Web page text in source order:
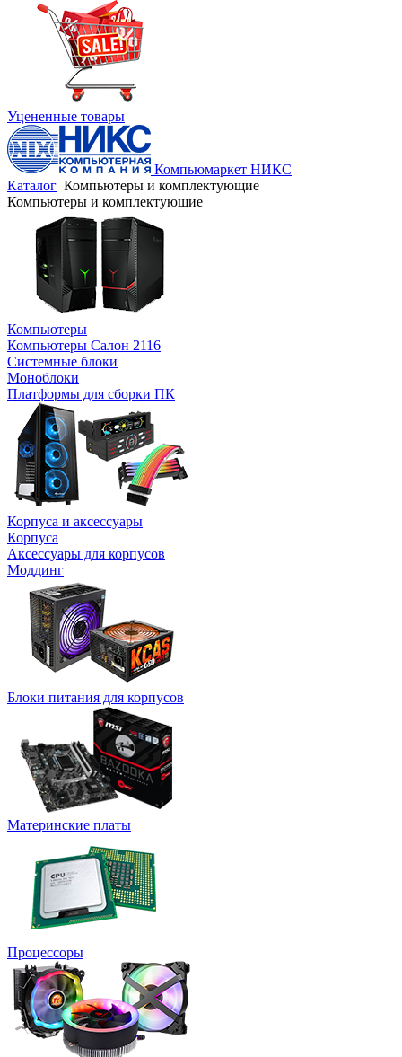
Уцененные товары
Компьюмаркет НИКС
Каталог Компьютеры и комплектующие
Компьютеры и комплектующие
Компьютеры
Компьютеры Салон 2116
Системные блоки
Моноблоки
Платформы для сборки ПК
Корпуса и аксессуары
Корпуса
Аксессуары для корпусов
Моддинг
Блоки питания для корпусов
Материнские платы
Процессоры